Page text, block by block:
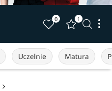
0 1
Uczelnie Matura